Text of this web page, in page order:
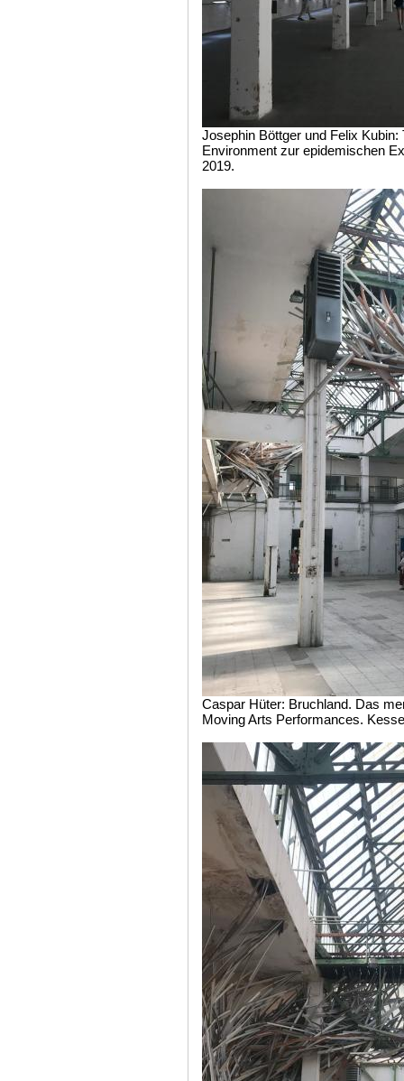
Josephin Böttger und Felix Kubin:
Environment zur epidemischen
2019.
Caspar Hüter: Bruchland. Das
Moving Arts Performances.